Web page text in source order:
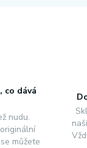
co dává
nudu.
můžete